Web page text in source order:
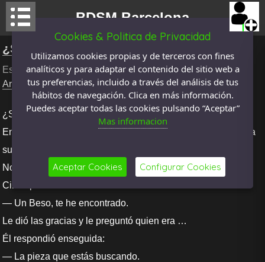
Cookies & Politica de Privacidad
Utilizamos cookies propias y de terceros con fines
analíticos y para adaptar el contenido del sitio web a
tus preferencias, incluido a través del análisis de tus
hábitos de navegación. Clica en más información.
Puedes aceptar todas las cookies pulsando “Aceptar”
Mas informacion
Aceptar Cookies Configurar Cookies
BDSM Barcelona
¿SUEÑO O REALIDAD?
Escrito porQueenforeverEl: 25 mayo 2026 , categoria
Artículos, Visto136veces
¿SUEÑO O REALIDAD?
Entraban mensajes pero uno de ellos llamó de sobremanera
su atención.
No decía ni Hola, ni Buenos días.
Cinco palabras:
— Un Beso, te he encontrado.
Le dió las gracias y le preguntó quien era …
Él respondió enseguida:
— La pieza que estás buscando.